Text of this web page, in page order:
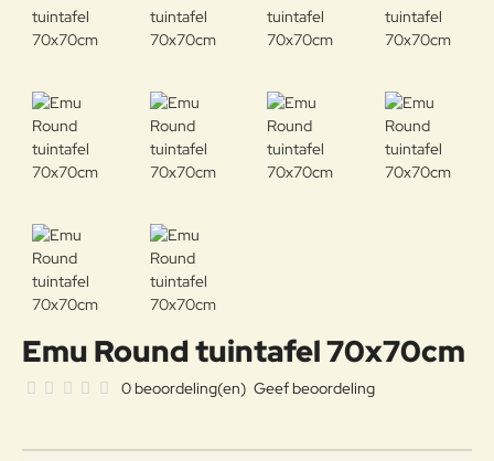
Emu Round tuintafel 70x70cm
0 beoordeling(en) Geef beoordeling